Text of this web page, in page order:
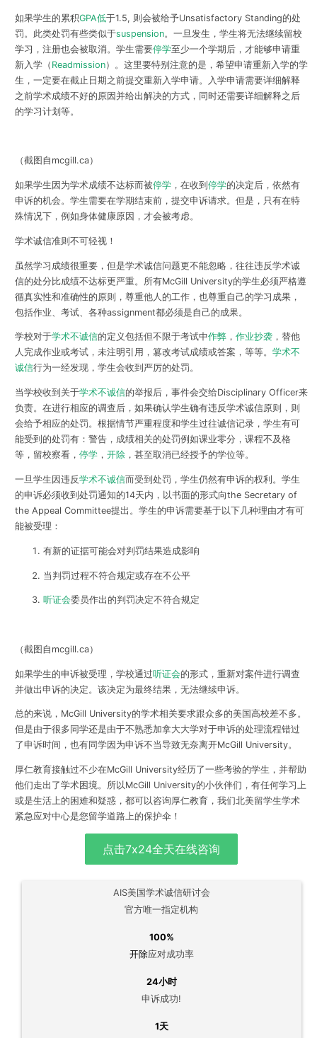
如果学生的累积GPA低于1.5, 则会被给予Unsatisfactory Standing的处
罚。此类处罚有些类似于suspension。一旦发生，学生将无法继续留校
学习，注册也会被取消。学生需要停学至少一个学期后，才能够申请重
新入学（ Readmission）
。这里要特别注意的是，希望申请重新入学的学
生，一定要在截止日期之前提交重新入学申请。入学申请需要详细解释
之前学术成绩不好的原因并给出解决的方式，同时还需要详细解释之后
的学习计划等。
（截图自mcgill.ca）
如果学生因为学术成绩不达标而被停学，在收到 停学的决定后， 依然有
申诉的机会。学生需要在学期结束前，提交申诉请求。但是，只有在特
殊情况下，例如身体健康原因，才会被考虑。
学术诚信准则不可轻视！
虽然学习成绩很重要，但是学术诚信问题更不能忽略，往往违反学术诚
信的处分比成绩不达标更严重 。所有McGill University的学生必须严格遵
循真实性和准确性的原则，尊重他人的工作，也尊重自己的学习成果，
包括作业、考试、各种assignment都必须是自己的成果。
学校对于学术不诚信的定义包括但不限于考试中作弊， 作业抄袭，替他
人完成作业或考试，未注明引用，篡改考试成绩或答案 ，等等。 学术不
诚信行为一经发现，学生会收到严厉的处罚。
当学校收到关于学术不诚信的举报后，事件会交给Disciplinary Officer来
负责。在进行相应的调查后，如果确认学生确有违反学术诚信原则，则
会给予相应的处罚。根据情节严重程度和学生过往诚信记录，学生有可
能受到的处罚有： 警告，成绩相关的处罚例如课业零分，课程不及格
等，留校察看， 停学， 开除，甚至取消已经授予的学位等。
一旦学生因违反学术不诚信而受到处罚，学生仍然有申诉的权利 。学生
的申诉必须收到处罚通知的14天内，以书面的形式向the Secretary of
the Appeal Committee提出。学生的申诉需要基于以下几种理由才有可
能被受理：
有新的证据可能会对判罚结果造成影响
当判罚过程不符合规定或存在不公平
听证会委员作出的判罚决定不符合规定
（截图自mcgill.ca）
如果学生的申诉被受理，学校通过听证会的形式，重新对案件进行调查
并做出申诉的决定。 该决定为最终结果，无法继续申诉。
总的来说，McGill University的学术相关要求跟众多的美国高校差不多。
但是由于很多同学还是由于不熟悉加拿大大学对于申诉的处理流程错过
了申诉时间，也有同学因为申诉不当导致无奈离开McGill University。
厚仁教育接触过不少在McGill University经历了一些考验的学生，并帮助
他们走出了学术困境。所以McGill University的小伙伴们， 有任何学习上
或是生活上的困难和疑惑，都可以咨询厚仁教育，我们北美留学生学术
紧急应对中心是您留学道路上的保护伞！
点击7x24全天在线咨询
AIS美国学术诚信研讨会
官方唯一指定机构
100%
开除应对成功率
24小时
申诉成功!
1天